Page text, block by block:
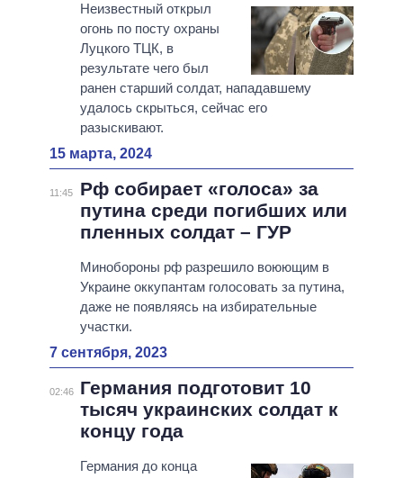
Неизвестный открыл
огонь по посту охраны
Луцкого ТЦК, в
результате чего был
ранен старший солдат, нападавшему
удалось скрыться, сейчас его
разыскивают.
15 марта, 2024
11:45
Рф собирает «голоса» за
путина среди погибших или
пленных солдат – ГУР
Минобороны рф разрешило воюющим в
Украине оккупантам голосовать за путина,
даже не появляясь на избирательные
участки.
7 сентября, 2023
02:46
Германия подготовит 10
тысяч украинских солдат к
концу года
Германия до конца